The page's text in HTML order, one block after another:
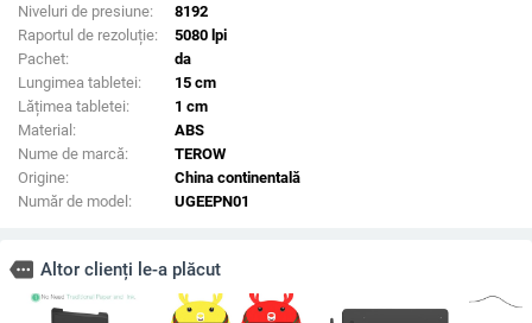
Niveluri de presiune:
8192
Raportul de rezoluție:
5080 lpi
Pachet:
da
Lungimea tabletei:
15 cm
Lățimea tabletei:
1 cm
Material:
ABS
Nume de marcă:
TEROW
Origine:
China continentală
Număr de model:
UGEEPN01
more Altor clienți le-a plăcut